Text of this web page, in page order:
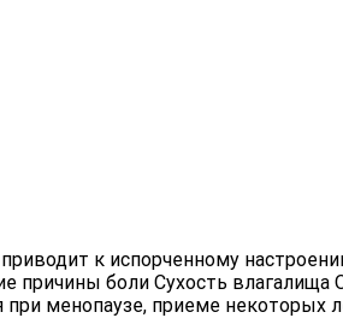
к испорченному
боли Сухость
менопаузе, приеме некоторых